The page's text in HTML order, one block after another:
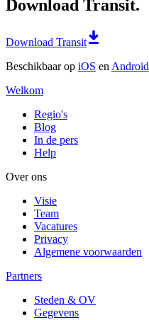
Download Transit.
Download Transit
Beschikbaar op iOS en Android
Welkom
Regio's
Blog
In de pers
Help
Over ons
Visie
Team
Vacatures
Privacy
Algemene voorwaarden
Partners
Steden & OV
Gegevens